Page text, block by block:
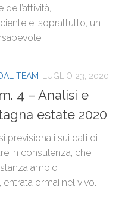
e, soprattutto, un
TEAM LUGLIO 23, 2020
4 – Analisi e
estate 2020
previsionali sui dati di
in consulenza, che
ampio
entrata ormai nel vivo.